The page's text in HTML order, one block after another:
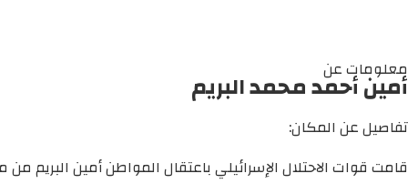
معلومات عن
أمين أحمد محمد البريم
تفاصيل عن المكان:
قامت قوات الاحتلال الإسرائيلي باعتقال المواطن أمين البريم من